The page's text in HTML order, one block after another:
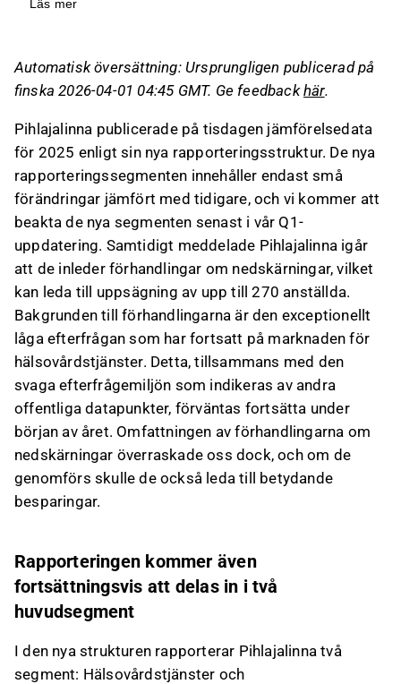
Hälsovårdstjänster hade en omsättning på
438,8 MEUR och en justerad EBITA på 40,4
hade en omsättning på 199,2 MEUR och en
justerad EBITA på 26,7 MEUR.
Företaget har inlett förhandlingar om
nedskärningar som kan leda till uppsägning av
upp till 270 anställda, på grund av den låga
efterfrågan på hälsovårdstjänster.
Förhandlingarna om nedskärningar förväntas
pågå i minst tre veckor och kan resultera i
betydande besparingar, med full effekt från
och med Q3.
Detta innehåll är skapat av AI. Du kan lämna feedback
om det på Inderesforum.
Läs mer
Automatisk översättning: Ursprungligen publicerad på
finska 2026-04-01 04:45 GMT. Ge feedbackhär.
Pihlajalinna publicerade på tisdagen jämförelsedata
för 2025 enligt sin nya rapporteringsstruktur. De nya
rapporteringssegmenten innehåller endast små
förändringar jämfört med tidigare, och vi kommer att
beakta de nya segmenten senast i vår Q1-
uppdatering. Samtidigt meddelade Pihlajalinna igår
att de inleder förhandlingar om nedskärningar, vilket
kan leda till uppsägning av upp till 270 anställda.
Bakgrunden till förhandlingarna är den exceptionellt
låga efterfrågan som har fortsatt på marknaden för
hälsovårdstjänster. Detta, tillsammans med den
svaga efterfrågemiljön som indikeras av andra
offentliga datapunkter, förväntas fortsätta under
början av året. Omfattningen av förhandlingarna om
nedskärningar överraskade oss dock, och om de
genomförs skulle de också leda till betydande
besparingar.
Rapporteringen kommer även
fortsättningsvis att delas in i två
huvudsegment
I den nya strukturen rapporterar Pihlajalinna två
segment: Hälsovårdstjänster och